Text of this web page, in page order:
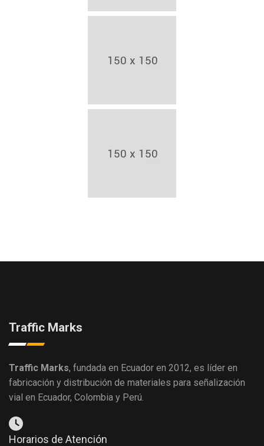
Traffic Marks
Traffic Marks, fundada en Ecuador en 2012, es líder en
fabricación y distribución de materiales para señalización
vial en Ecuador, Colombia y Perú.
Horarios de Atención